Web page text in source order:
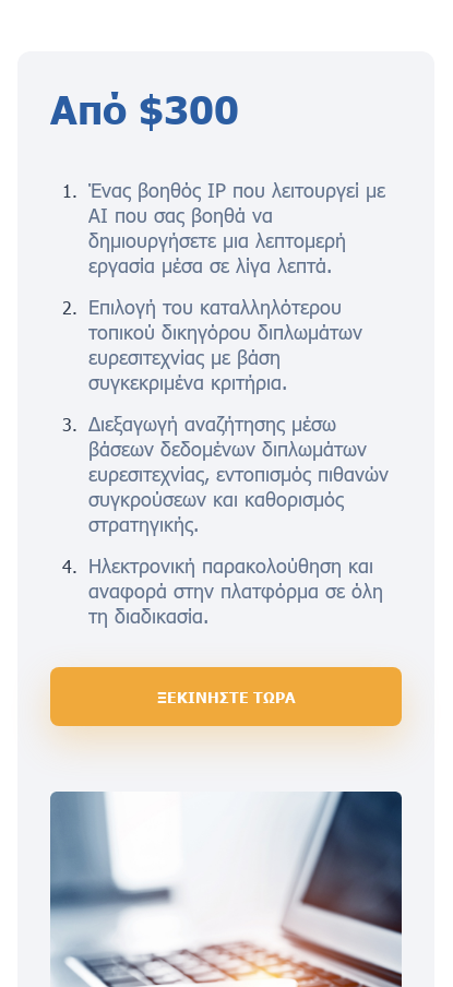
Από $300
Ένας βοηθός IP που λειτουργεί με
AI που σας βοηθά να
δημιουργήσετε μια λεπτομερή
εργασία μέσα σε λίγα λεπτά.
Επιλογή του καταλληλότερου
τοπικού δικηγόρου διπλωμάτων
ευρεσιτεχνίας με βάση
συγκεκριμένα κριτήρια.
Διεξαγωγή αναζήτησης μέσω
βάσεων δεδομένων διπλωμάτων
ευρεσιτεχνίας, εντοπισμός πιθανών
συγκρούσεων και καθορισμός
στρατηγικής.
Ηλεκτρονική παρακολούθηση και
αναφορά στην πλατφόρμα σε όλη
τη διαδικασία.
ΞΕΚΙΝΗΣΤΕ ΤΩΡΑ